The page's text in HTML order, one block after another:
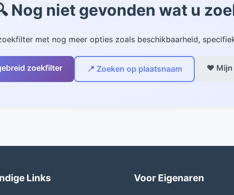
Nog niet gevonden wat u
met nog meer opties zoals beschikbaarheid,
zoekfilter 📍 Zoeken op plaatsnaam ❤️ Mijn
Links Voor Eigenaren